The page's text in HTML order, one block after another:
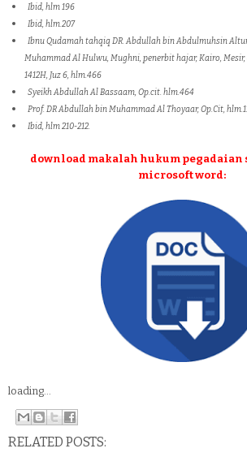
Ibid, hlm 196
Ibid, hlm.207
Ibnu Qudamah tahqiq DR. Abdullah bin Abdulmuhsin
Muhammad Al Hulwu, Mughni, penerbit hajar, Kairo,
1412H, Juz 6, hlm.466
Syeikh Abdullah Al Bassaam, Op.cit. hlm.464
Prof. DR Abdullah bin Muhammad Al Thoyaar, Op.Cit,
Ibid, hlm 210-212.
download makalah hukum pegadaian
microsoft word:
loading...
RELATED POSTS: